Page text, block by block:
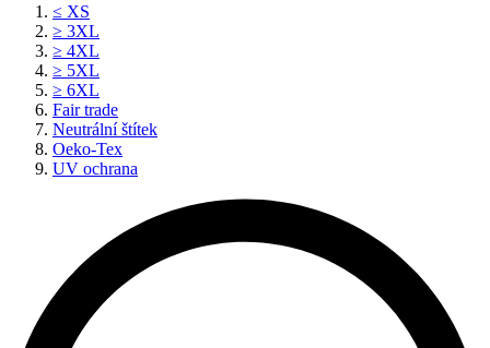
≤ XS
≥ 3XL
≥ 4XL
≥ 5XL
≥ 6XL
Fair trade
Neutrální štítek
Oeko-Tex
UV ochrana